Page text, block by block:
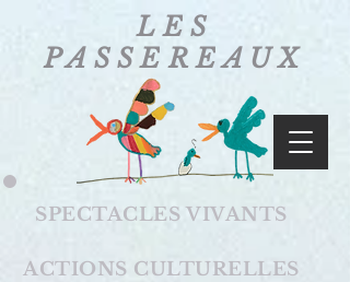
LES
PASSEREAUX
SPECTACLES VIVANTS
ACTIONS CULTURELLES